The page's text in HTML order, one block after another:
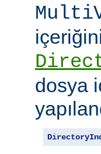
dosya